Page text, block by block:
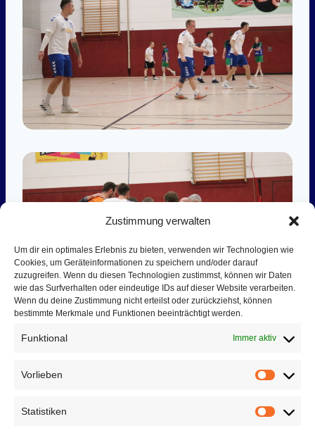
Zustimmung verwalten
Um dir ein optimales Erlebnis zu bieten, verwenden wir Technologien wie
Cookies, um Geräteinformationen zu speichern und/oder darauf
zuzugreifen. Wenn du diesen Technologien zustimmst, können wir Daten
wie das Surfverhalten oder eindeutige IDs auf dieser Website verarbeiten.
Wenn du deine Zustimmung nicht erteilst oder zurückziehst, können
bestimmte Merkmale und Funktionen beeinträchtigt werden.
Funktional Immer aktiv
Vorlieben
Statistiken
Spieltag 2 (01.11.2025):
Turnier 3 (08.11.2025):